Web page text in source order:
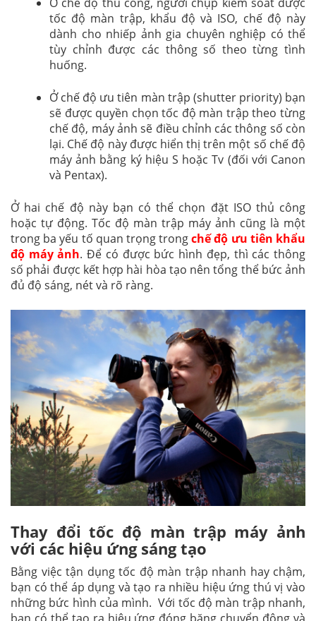
tốc độ màn trập, khẩu độ và ISO, chế độ này
dành cho nhiếp ảnh gia chuyên nghiệp có thể
tùy chỉnh được các thông số theo từng tình
huống.
Ở chế độ ưu tiên màn trập (shutter priority) bạn
sẽ được quyền chọn tốc độ màn trập theo từng
chế độ, máy ảnh sẽ điều chỉnh các thông số còn
lại. Chế độ này được hiển thị trên một số chế độ
máy ảnh bằng ký hiệu S hoặc Tv (đối với Canon
và Pentax).
Ở hai chế độ này bạn có thể chọn đặt ISO thủ công
hoặc tự động. Tốc độ màn trập máy ảnh cũng là một
trong ba yếu tố quan trọng trongchế độ ưu tiên khẩu
độ máy ảnh. Để có được bức hình đẹp, thì các thông
số phải được kết hợp hài hòa tạo nên tổng thể bức ảnh
đủ độ sáng, nét và rõ ràng.
Thay đổi tốc độ màn trập máy ảnh
với các hiệu ứng sáng tạo
Bằng việc tận dụng tốc độ màn trập nhanh hay chậm,
bạn có thể áp dụng và tạo ra nhiều hiệu ứng thú vị vào
những bức hình của mình. Với tốc độ màn trập nhanh,